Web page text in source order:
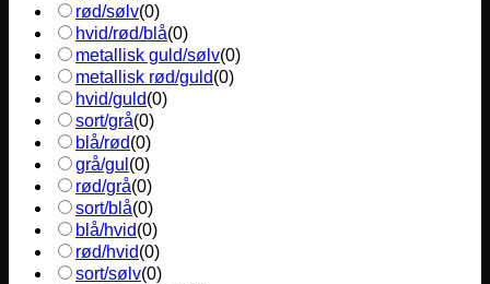
rød/sølv(0)
hvid/rød/blå(0)
metallisk guld/sølv(0)
metallisk rød/guld(0)
hvid/guld(0)
sort/grå(0)
blå/rød(0)
grå/gul (0)
rød/grå(0)
sort/blå(0)
blå/hvid(0)
rød/hvid(0)
sort/sølv(0)